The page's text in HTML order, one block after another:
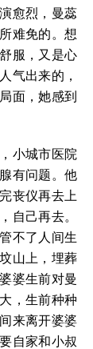
愈烈，曼蕊
难免的。想
服，又是心
气出来的，
面，她感到
小城市医院
有问题。他
丧仪再去上
自己再去。
不了人间生
山上，埋葬
婆生前对曼
，生前种种
来离开婆婆
自家和小叔